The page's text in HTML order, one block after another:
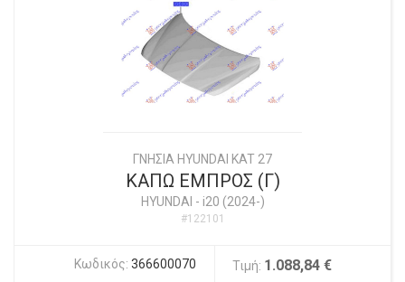
ΓΝΗΣΙΑ HYUNDAI KAT 27
ΚΑΠΩ ΕΜΠΡΟΣ (Γ)
HYUNDAI - i20 (2024-)
#122101
Κωδικός: 366600070 Τιμή: 1.088,84 €